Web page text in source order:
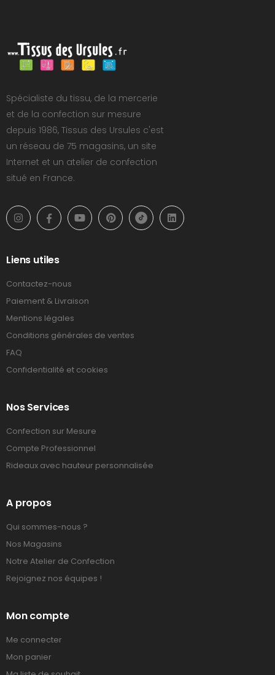
Spécialiste du tissu, de la mercerie
et de la confection sur mesure
depuis 1986, Tissus des Ursules c'est
un réseau de 75 magasins, un site
Internet et un atelier de confection
situé en France.
Liens utiles
Contactez-nous
Paiement & Livraison
Mentions légales
Conditions générales de ventes
FAQ
Confidentialité et cookies
Nos Services
Confection sur Mesure
Compte Professionnel
Rideaux avec hauteur personnalisée
A propos
Qui sommes-nous ?
Nos Magasins
Notre Atelier de Confection
Rejoignez nos équipes !
Mon compte
Me connecter
Mon panier